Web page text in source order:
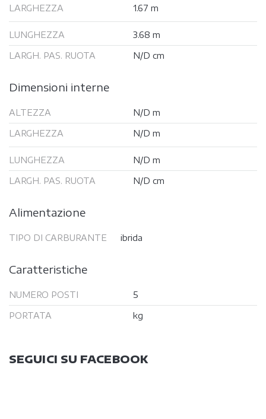
LARGHEZZA 1.67 m
LUNGHEZZA 3.68 m
LARGH. PAS. RUOTA N/D cm
Dimensioni interne
ALTEZZA N/D m
LARGHEZZA N/D m
LUNGHEZZA N/D m
LARGH. PAS. RUOTA N/D cm
Alimentazione
TIPO DI CARBURANTE ibrida
Caratteristiche
NUMERO POSTI 5
PORTATA kg
SEGUICI SU FACEBOOK